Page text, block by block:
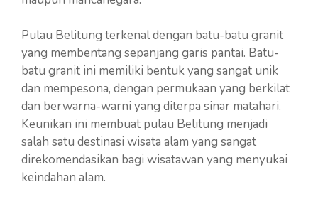
Pulau Belitung terkenal dengan batu-batu granit
yang membentang sepanjang garis pantai. Batu-
batu granit ini memiliki bentuk yang sangat unik
dan mempesona, dengan permukaan yang berkilat
dan berwarna-warni yang diterpa sinar matahari.
Keunikan ini membuat pulau Belitung menjadi
salah satu destinasi wisata alam yang sangat
direkomendasikan bagi wisatawan yang menyukai
keindahan alam.